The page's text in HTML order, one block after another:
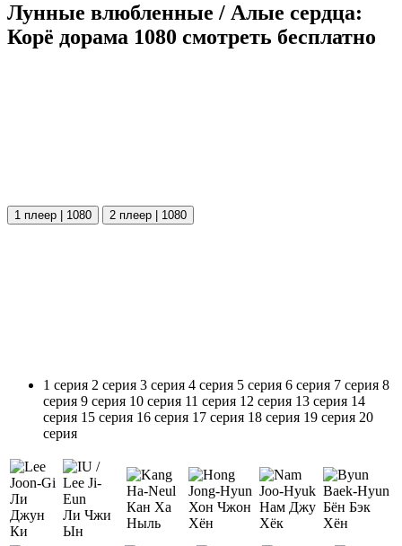
Лунные влюбленные / Алые сердца:
Корё дорама 1080 смотреть бесплатно
1 плеер | 1080 2 плеер | 1080
1 серия 2 серия 3 серия 4 серия 5 серия 6 серия 7 серия 8
серия 9 серия 10 серия 11 серия 12 серия 13 серия 14
серия 15 серия 16 серия 17 серия 18 серия 19 серия 20
серия
Ли
Джун
Ки
Ли Чжи
Ын
Кан Ха
Ныль
Хон Чжон
Хён
Нам Джу
Хёк
Бён Бэк
Хён